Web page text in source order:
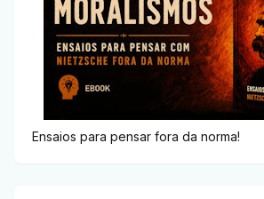
Ensaios para pensar fora da norma!